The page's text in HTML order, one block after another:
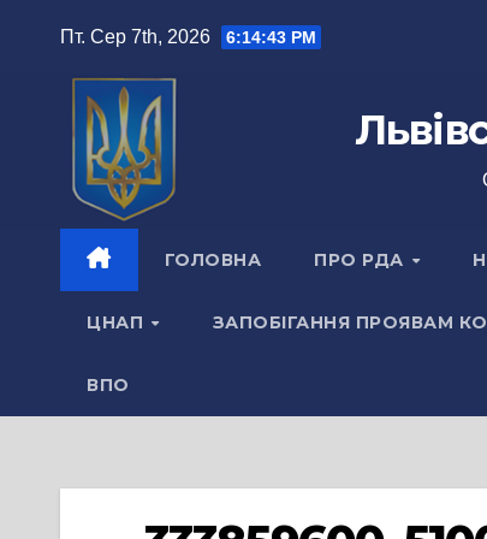
Пт. Сер 7th, 2026 6:14:43 PM
ГОЛОВНА ПРО РДА
ЦНАП ЗАПОБІГАННЯ ПРОЯВАМ
ВПО